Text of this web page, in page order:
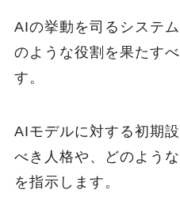
AIの挙動を司るシステ
のような役割を果たす
す。
AIモデルに対する初期
べき人格や、どのよう
を指示します。